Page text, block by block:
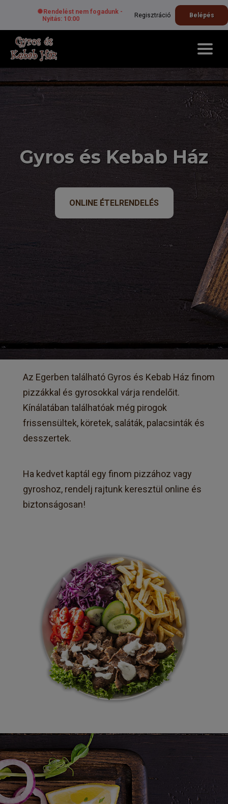
Rendelést nem fogadunk -
Nyitás: 10:00
Regisztráció Belépés
Gyros és Kebab Ház
ONLINE ÉTELRENDELÉS
Az Egerben található Gyros és Kebab Ház finom
pizzákkal és gyrosokkal várja rendelőit.
Kínálatában találhatóak még pirogok
frissensültek, köretek, saláták, palacsinták és
desszertek.
Ha kedvet kaptál egy finom pizzához vagy
gyroshoz, rendelj rajtunk keresztül online és
biztonságosan!